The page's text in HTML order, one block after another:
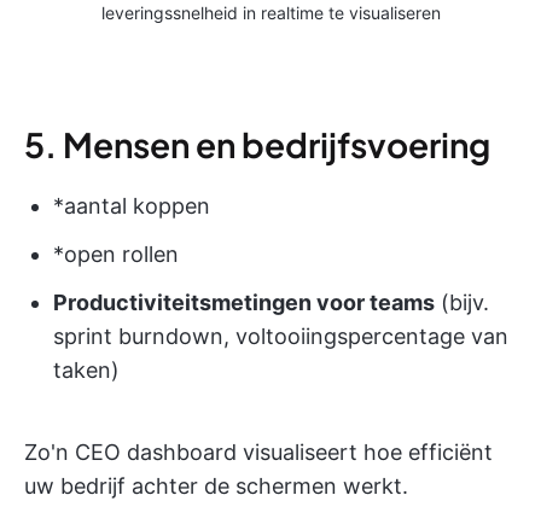
leveringssnelheid in realtime te visualiseren
5. Mensen en bedrijfsvoering
*aantal koppen
*open rollen
Productiviteitsmetingen voor teams (bijv.
sprint burndown, voltooiingspercentage van
taken)
Zo'n CEO dashboard visualiseert hoe efficiënt
uw bedrijf achter de schermen werkt.